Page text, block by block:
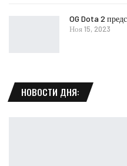
OG Dota 2
Ноя 15, 2023
НОВОСТИ ДНЯ: